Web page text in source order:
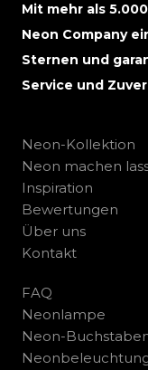
Mit mehr als
Neon Company
Sternen und
Service und
Neon-Kollektion
Neon machen
Inspiration
Bewertungen
Über uns
Kontakt
FAQ
Neonlampe
Neon-